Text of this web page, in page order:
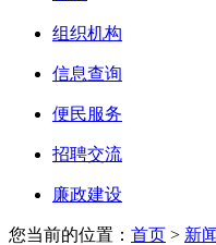
组织机构
信息查询
便民服务
招聘交流
廉政建设
您当前的位置： 首页 > 新